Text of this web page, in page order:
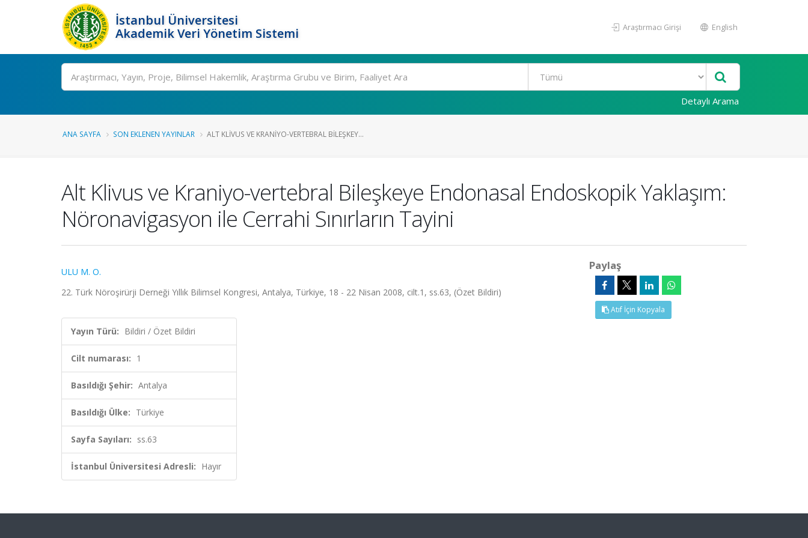
İstanbul Üniversitesi
Akademik Veri Yönetim Sistemi
Araştırmacı Girişi English
Ara
Detaylı Arama
ANA SAYFA SON EKLENEN YAYINLAR ALT KLIVUS VE KRANIYO-VERTEBRAL BILEŞKEY...
Alt Klivus ve Kraniyo-vertebral Bileşkeye Endonasal Endoskopik Yaklaşım:
Nöronavigasyon ile Cerrahi Sınırların Tayini
ULU M. O.
22. Türk Nöroşirürji Derneği Yıllık Bilimsel Kongresi, Antalya, Türkiye, 18 - 22 Nisan 2008, cilt.1, ss.63, (Özet Bildiri)
Yayın Türü: Bildiri / Özet Bildiri
Cilt numarası: 1
Basıldığı Şehir: Antalya
Basıldığı Ülke: Türkiye
Sayfa Sayıları: ss.63
İstanbul Üniversitesi Adresli: Hayır
Paylaş
Atıf İçin Kopyala